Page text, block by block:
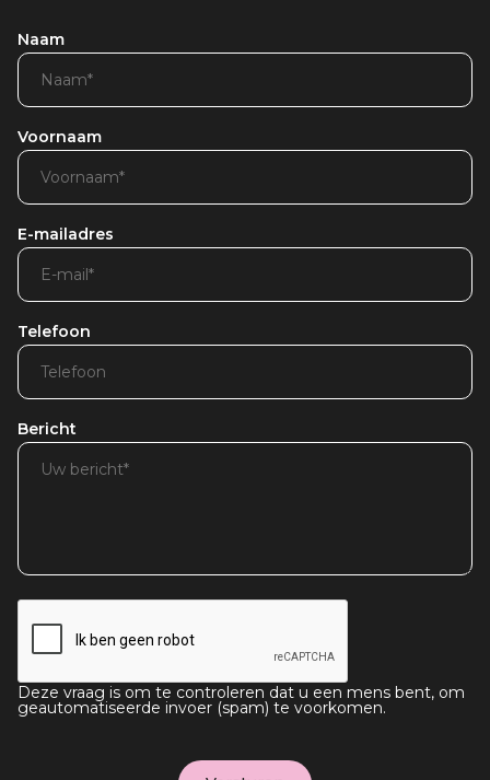
Naam
Voornaam
E-mailadres
Telefoon
Bericht
Deze vraag is om te controleren dat u een mens bent, om
geautomatiseerde invoer (spam) te voorkomen.